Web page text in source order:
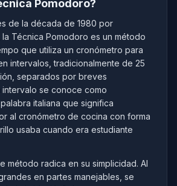
Pomodoro?
de la década de 1980 por
Técnica Pomodoro es un método
que utiliza un cronómetro para
intervalos, tradicionalmente de 25
separados por breves
intervalo se conoce como
italiana que significa
al cronómetro de cocina con forma
usaba cuando era estudiante
método radica en su simplicidad. Al
en partes manejables, se